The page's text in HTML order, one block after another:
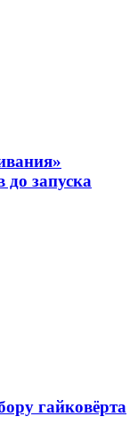
запуска
гайковёрта